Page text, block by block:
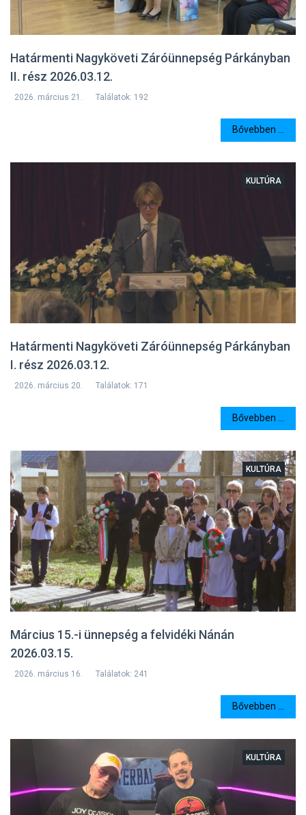
Határmenti Nagyköveti Záróünnepség Párkányban
II. rész 2026.03.12.
2026. március 21. Találatok: 192
Bővebben ...
Határmenti Nagyköveti Záróünnepség Párkányban
I. rész 2026.03.12.
KULTÚRA
2026. március 20. Találatok: 171
Bővebben ...
Március 15.-i ünnepség a felvidéki Nánán
2026.03.15.
KULTÚRA
2026. március 16. Találatok: 241
Bővebben ...
KULTÚRA